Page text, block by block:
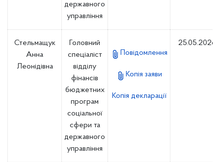
державного
управління
Стельмащук
Анна
Леонідівна
Головний
спеціаліст
відділу
фінансів
бюджетних
програм
соціальної
сфери та
державного
управління
Повідомлення
Копія заяви
Копія декларації
25.05.2026